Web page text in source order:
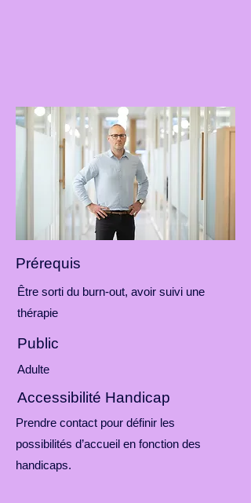
Prérequis
Être sorti du burn-out, avoir suivi une
thérapie
Public
Adulte
Accessibilité Handicap
Prendre contact pour définir les
possibilités d’accueil en fonction des
handicaps.